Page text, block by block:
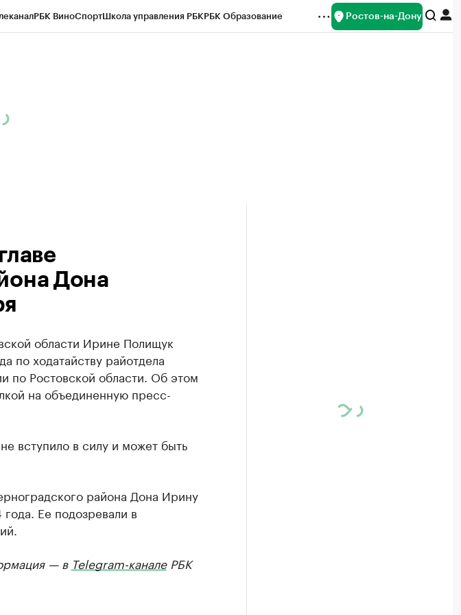
РБК ВиноСпортШкола управления РБКРБК Образование Ростов-на-Дону
Дона
области Ирине Полищук
по ходатайству райотдела
по Ростовской области. Об этом
на объединенную пресс-
вступило в силу и может быть
района Дона Ирину
Ее подозревали в
— в Telegram-каналеРБК